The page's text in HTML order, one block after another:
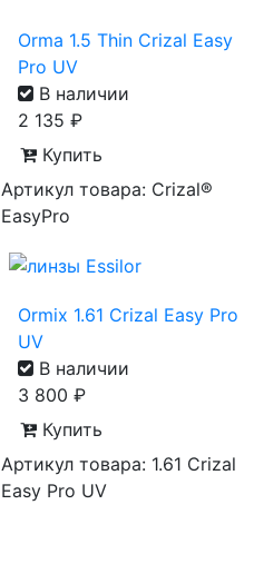
Orma 1.5 Thin Crizal Easy
Pro UV
В наличии
2 135 ₽
Купить
Артикул товара: Crizal®
EasyPro
Ormix 1.61 Crizal Easy Pro
UV
В наличии
3 800 ₽
Купить
Артикул товара: 1.61 Crizal
Easy Pro UV